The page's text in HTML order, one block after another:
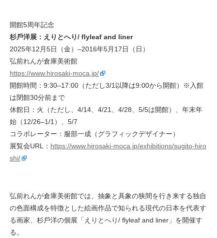
開館5周年記念
杉⼾洋展：えりとへり/ flyleaf and liner
2025年12月5日（金）–2016年5月17日（日）
弘前れんが倉庫美術館
https://www.hirosaki-moca.jp/
開館時間：9:30–17:00（ただし3/1以降は9:00から開館）※入館
は閉館30分前まで
休館日：火（ただし、4/14、4/21、4/28、5/5は開館）、年末年
始（12/26–1/1）、5/7
コラボレーター：服部⼀成（グラフィックデザイナー）
展覧会URL： https://www.hirosaki-moca.jp/exhibitions/sugito-hiro
shi/
弘前れんが倉庫美術館では、抽象と具象の狭間を行き来する独自
の色面構成を特徴とした絵画作品で知られる現代の日本を代表す
る画家、杉⼾洋の個展「えりとへり/ flyleaf and liner」を開催す
る。